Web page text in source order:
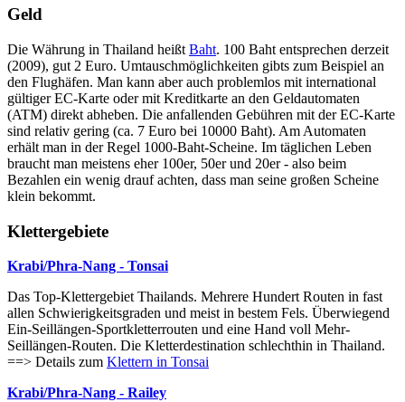
Geld
Die Währung in Thailand heißt Baht. 100 Baht entsprechen derzeit
(2009), gut 2 Euro. Umtauschmöglichkeiten gibts zum Beispiel an
den Flughäfen. Man kann aber auch problemlos mit international
gültiger EC-Karte oder mit Kreditkarte an den Geldautomaten
(ATM) direkt abheben. Die anfallenden Gebühren mit der EC-Karte
sind relativ gering (ca. 7 Euro bei 10000 Baht). Am Automaten
erhält man in der Regel 1000-Baht-Scheine. Im täglichen Leben
braucht man meistens eher 100er, 50er und 20er - also beim
Bezahlen ein wenig drauf achten, dass man seine großen Scheine
klein bekommt.
Klettergebiete
Krabi/Phra-Nang - Tonsai
Das Top-Klettergebiet Thailands. Mehrere Hundert Routen in fast
allen Schwierigkeitsgraden und meist in bestem Fels. Überwiegend
Ein-Seillängen-Sportkletterrouten und eine Hand voll Mehr-
Seillängen-Routen. Die Kletterdestination schlechthin in Thailand.
==> Details zum Klettern in Tonsai
Krabi/Phra-Nang - Railey